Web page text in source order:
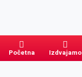
Početna Izdvajamo